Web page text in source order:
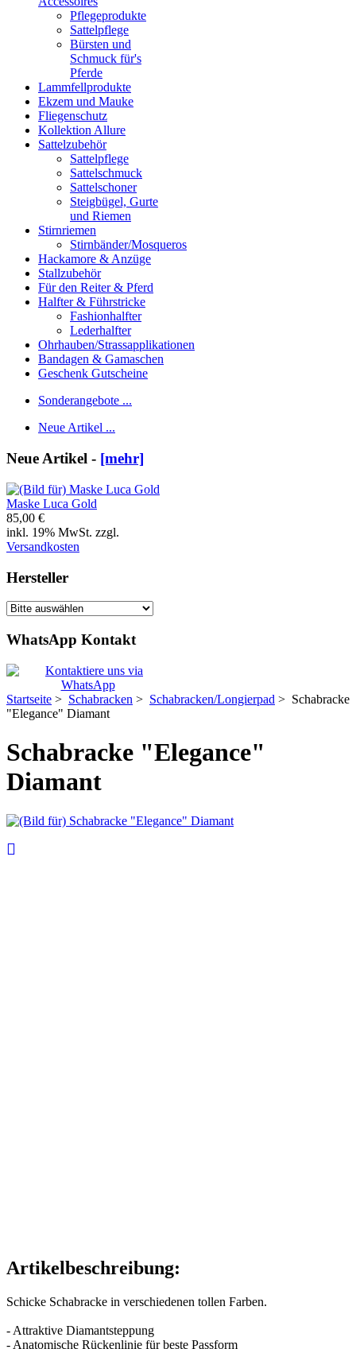
Pflegeprodukte
Sattelpflege
Bürsten und
Schmuck für's
Pferde
Lammfellprodukte
Ekzem und Mauke
Fliegenschutz
Kollektion Allure
Sattelzubehör
Sattelpflege
Sattelschmuck
Sattelschoner
Steigbügel, Gurte
und Riemen
Stirnriemen
Stirnbänder/Mosqueros
Hackamore & Anzüge
Stallzubehör
Für den Reiter & Pferd
Halfter & Führstricke
Fashionhalfter
Lederhalfter
Ohrhauben/Strassapplikationen
Bandagen & Gamaschen
Geschenk Gutscheine
Sonderangebote ...
Neue Artikel ...
Neue Artikel - [mehr]
Maske Luca Gold
85,00 €
inkl. 19% MwSt. zzgl.
Versandkosten
Hersteller
WhatsApp Kontakt
Startseite > Schabracken > Schabracken/Longierpad > Schabracke
"Elegance" Diamant
Schabracke "Elegance"
Diamant
Artikelbeschreibung:
Schicke Schabracke in verschiedenen tollen Farben.
- Attraktive Diamantsteppung
- Anatomische Rückenlinie für beste Passform